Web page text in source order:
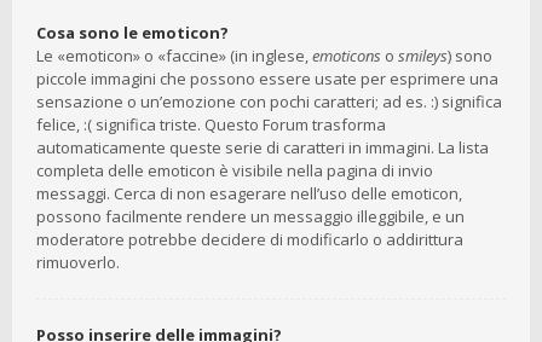
Cosa sono le emoticon?
Le «emoticon» o «faccine» (in inglese,emoticons o smileys) sono
piccole immagini che possono essere usate per esprimere una
sensazione o un’emozione con pochi caratteri; ad es. :) significa
felice, :( significa triste. Questo Forum trasforma
automaticamente queste serie di caratteri in immagini. La lista
completa delle emoticon è visibile nella pagina di invio
messaggi. Cerca di non esagerare nell’uso delle emoticon,
possono facilmente rendere un messaggio illeggibile, e un
moderatore potrebbe decidere di modificarlo o addirittura
rimuoverlo.
Posso inserire delle immagini?